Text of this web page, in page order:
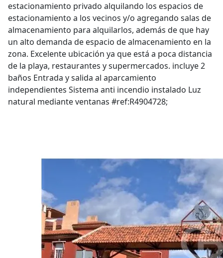
estacionamiento privado alquilando los espacios de
estacionamiento a los vecinos y/o agregando salas de
almacenamiento para alquilarlos, además de que hay
un alto demanda de espacio de almacenamiento en la
zona. Excelente ubicación ya que está a poca distancia
de la playa, restaurantes y supermercados. incluye 2
baños Entrada y salida al aparcamiento
independientes Sistema anti incendio instalado Luz
natural mediante ventanas #ref:R4904728;